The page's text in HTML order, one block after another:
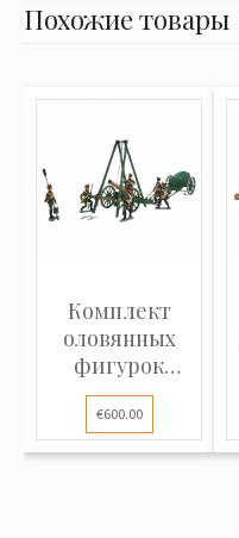
Похожие товары
Комплект
оловянных
фигурок
"Расчёт 12-фн.
пуш...
€600.00